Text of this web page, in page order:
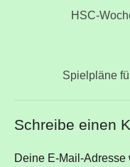
Vorheriger
HSC-
Nächster
Spielpläne
Schreibe einen
Deine E-Mail-Adresse